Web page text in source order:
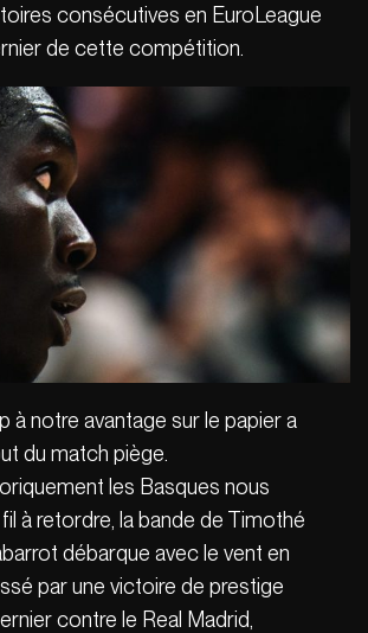
consécutives en EuroLeague
de cette compétition.
à notre avantage sur le papier a
du match piège.
les Basques nous
à retordre, la bande de Timothé
débarque avec le vent en
par une victoire de prestige
contre le Real Madrid,